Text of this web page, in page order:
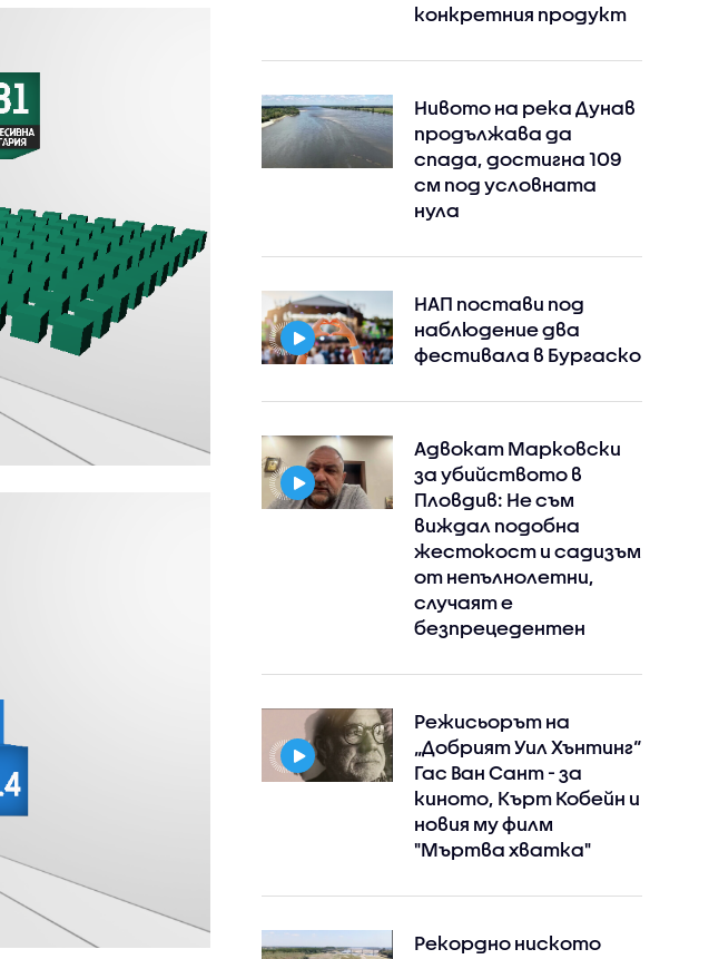
конкретния продукт
Нивото на река Дунав
продължава да
спада, достигна 109
см под условната
нула
НАП постави под
наблюдение два
фестивала в Бургаско
Адвокат Марковски
за убийството в
Пловдив: Не съм
виждал подобна
жестокост и садизъм
от непълнолетни,
случаят е
безпрецедентен
Режисьорът на
„Добрият Уил Хънтинг“
Гас Ван Сант - за
киното, Кърт Кобейн и
новия му филм
"Мъртва хватка"
Рекордно ниското